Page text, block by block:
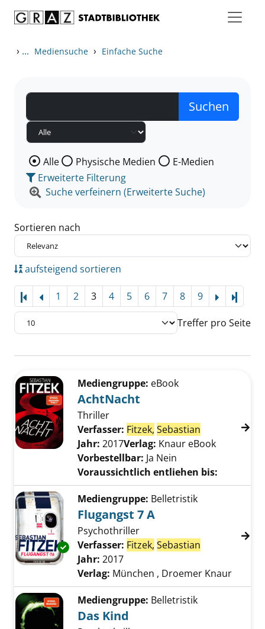
› ... Mediensuche › Einfache Suche
Wählen Sie die Medienart nach der Sie suchen wollen.
Alle Physische Medien
E-Medien
Erweiterte Filterung
Suche verfeinern (Erweiterte Suche)
Sortieren nach
aufsteigend sortieren
1 2 3 4 5 6 7 8 9
Treffer pro Seite
Zu den Suchfiltern springen
Mediengruppe: eBook
AchtNacht
Thriller
Verfasser: Fitzek, Sebastian Suche nach
Jahr: 2017Verlag: Knaur eBook
Vorbestellbar: Ja Nein
Voraussichtlich entliehen bis:
Exemplar-Details von Flugangst 7 A anzeigen
Mediengruppe: Belletristik
Flugangst 7 A
Psychothriller
Verfasser: Fitzek, Sebastian
Jahr: 2017
Verlag: München , Droemer Knaur
Mediengruppe: Belletristik
Das Kind